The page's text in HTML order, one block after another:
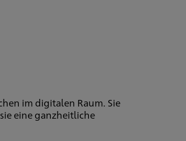
im digitalen Raum. Sie
eine ganzheitliche